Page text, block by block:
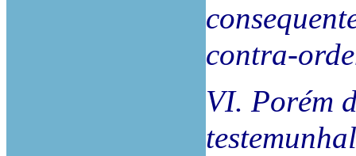
contra-
VI. Porém